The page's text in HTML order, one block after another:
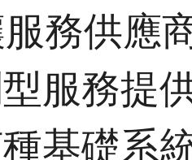
務供應
服務提
基礎系